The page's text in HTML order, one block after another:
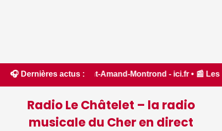
🎧 Dernières actus :
Amand-Montrond - ici.fr • 📰 Les
Radio Le Châtelet – la radio
musicale du Cher en direct